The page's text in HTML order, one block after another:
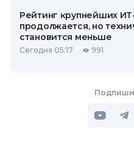
Рейтинг крупнейших
продолжается, но
становится меньше
Сегодня 05:17 991